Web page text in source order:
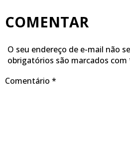
COMENTAR
O seu endereço de e-mail não
obrigatórios são marcados com
Comentário *